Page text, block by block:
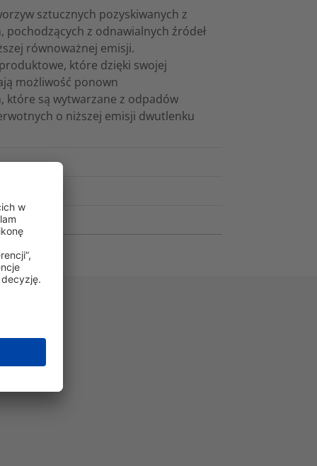
sztucznych pozyskiwanych z
z odnawialnych źródeł
równoważnej emisji.
które dzięki swojej
możliwość ponown
które są wytwarzane z odpadów
o niższej emisji dwutlenku